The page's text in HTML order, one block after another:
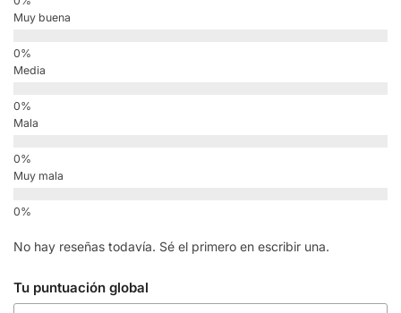
Muy buena
Media
Mala
Muy mala
No hay reseñas todavía. Sé el primero en escribir una.
Tu puntuación global